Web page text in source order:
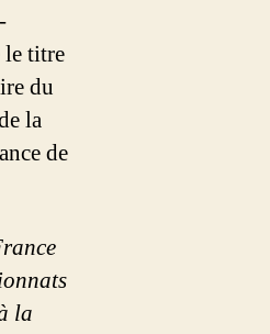
le titre
du
la
de
la